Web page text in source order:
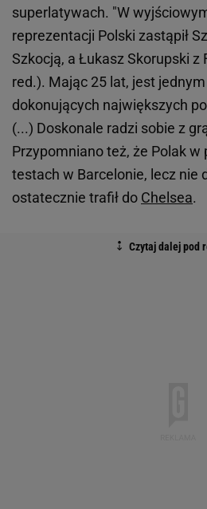
superlatywach. "W
reprezentacji Polski zastąpił
Szkocją, a Łukasz Skorupski z
red.). Mając 25 lat, jest
dokonujących największych
(...) Doskonale radzi sobie z
Przypomniano też, że Polak w
testach w Barcelonie, lecz nie
ostatecznie trafił do Chelsea.